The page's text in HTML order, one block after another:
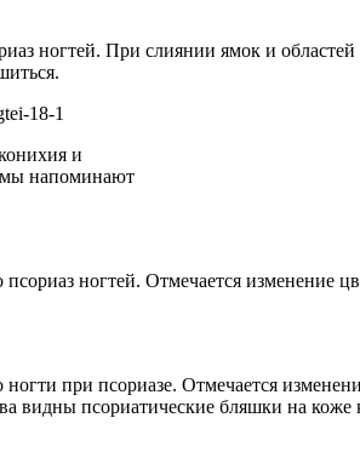
ногтей. При слиянии ямок и
и
напоминают
ногтей. Отмечается изменение
при псориазе. Отмечается
видны псориатические бляшки на коже